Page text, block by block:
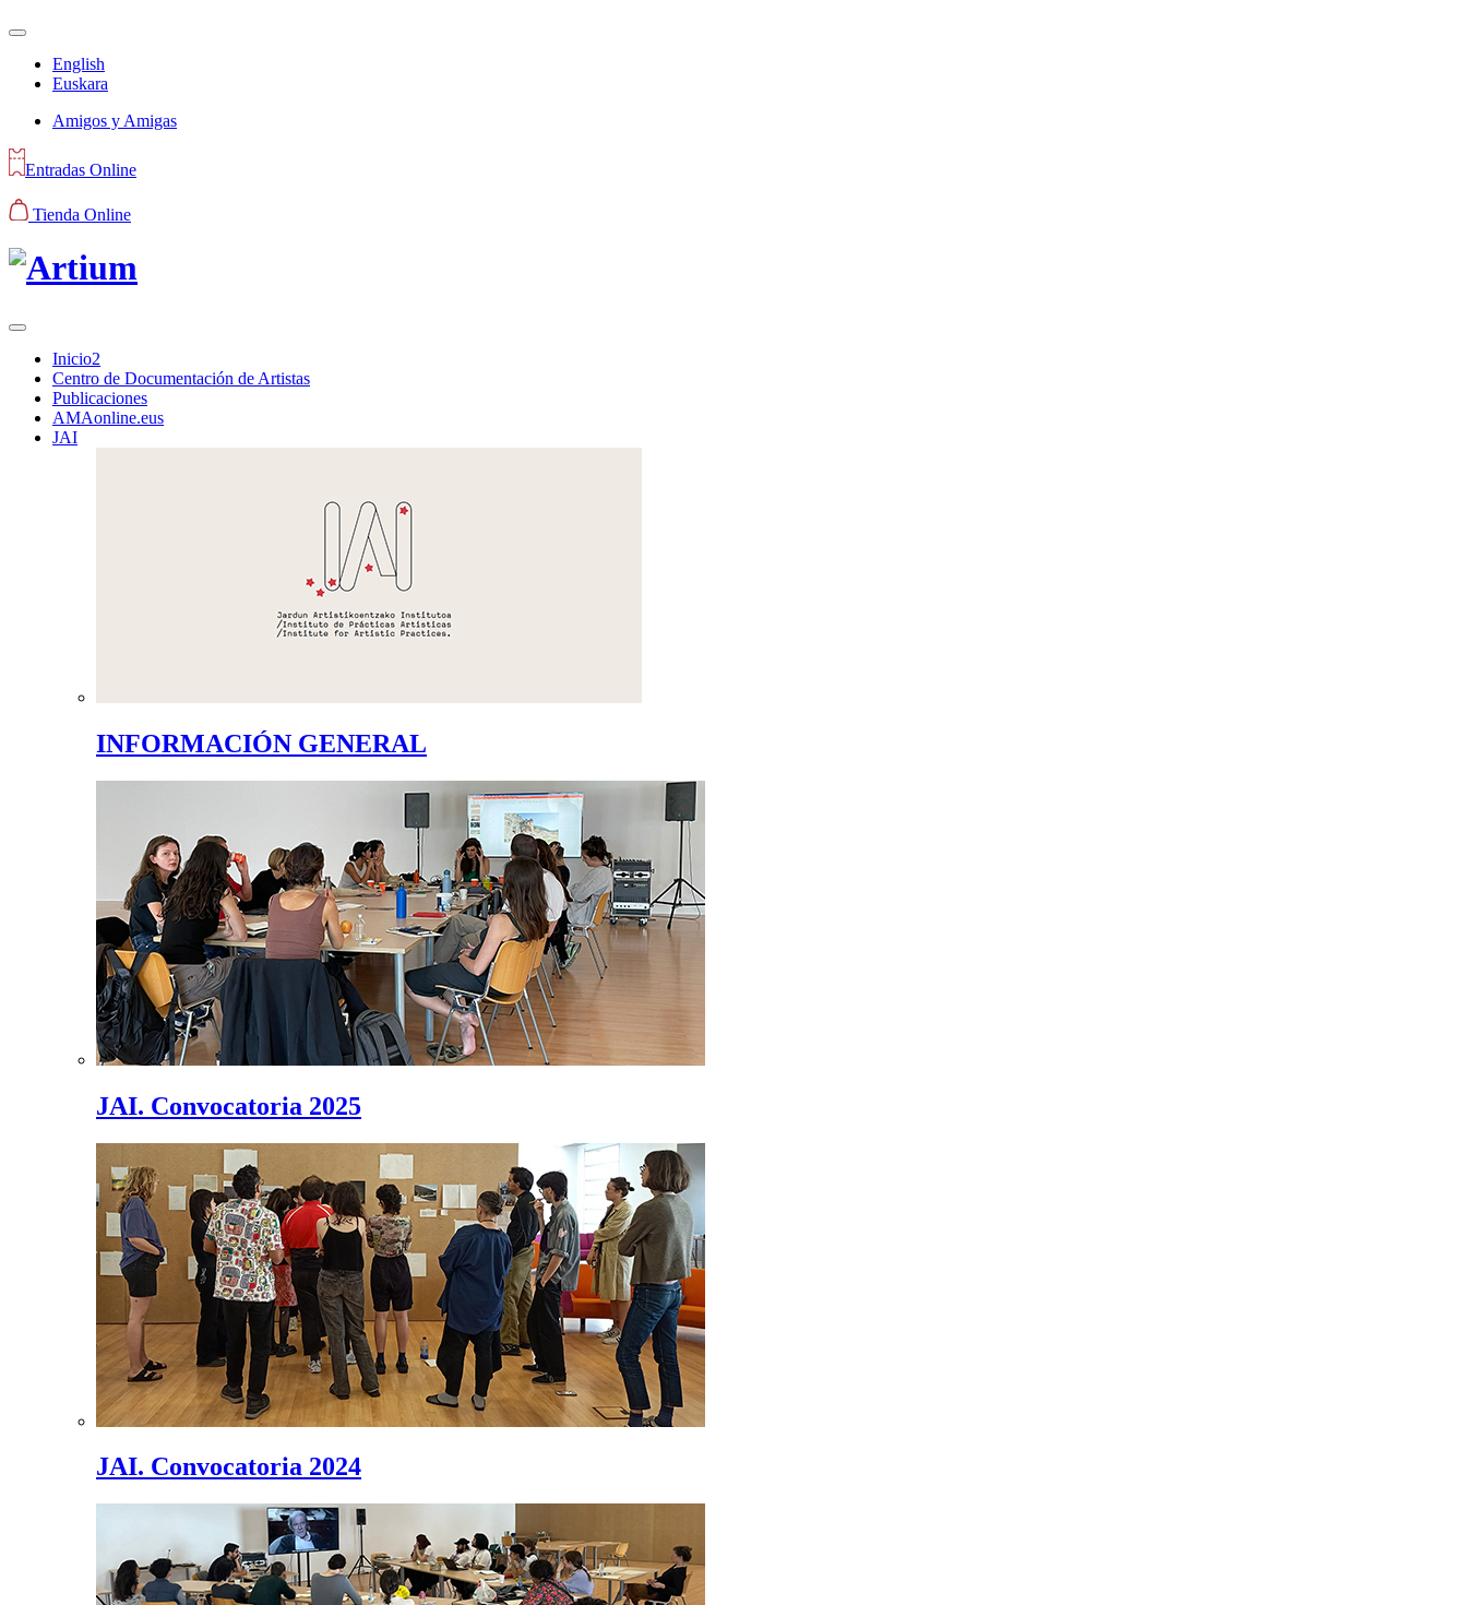
English
Euskara
Amigos y Amigas
Entradas Online
Tienda Online
Inicio2
Centro de Documentación de Artistas
Publicaciones
AMAonline.eus
JAI
INFORMACIÓN GENERAL
JAI. Convocatoria 2025
JAI. Convocatoria 2024